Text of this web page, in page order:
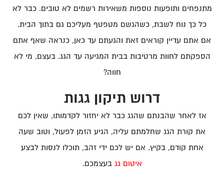
מתנפחים ותופעות נוספות משאירות רשמים לא טובים. כבר לא
כל כך נוח לשבת, כשהגשם מטפטף מעליכם גם בתוך הבית.
אם אתם עדיין קוראים זאת והגעתם עד כאן, כנראה שאף אתם
הספקתם לחוות מרטיבות בבית המגיעה עד הגג. בעצם, מי לא
חווה?
דרוש תיקון גגות
אז לאחר שהבנתם שהגג כבר לא יחזור לקדמותו, שאין לכם
את קורת הגג שחלמתם עליה, הגיע הזמן לפעול, וטוב שעה
אחת קודם, בקיץ. אם יש לכם ידי זהב, תוכלו לנסות לבצע
איטום גג בעצמכם.